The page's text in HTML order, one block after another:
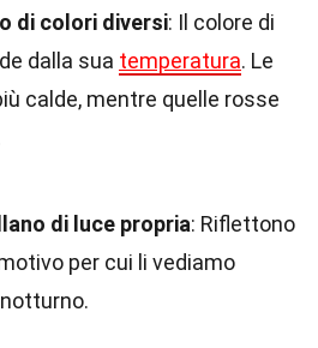
di colori diversi: Il colore di
dalla sua temperatura. Le
calde, mentre quelle rosse
di luce propria: Riflettono
per cui li vediamo